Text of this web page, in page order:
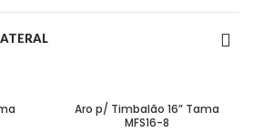
Aro p/ Timbalão 16” Tama
MFS16-8